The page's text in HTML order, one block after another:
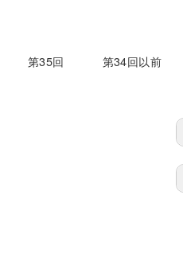
第35回 第34回以前